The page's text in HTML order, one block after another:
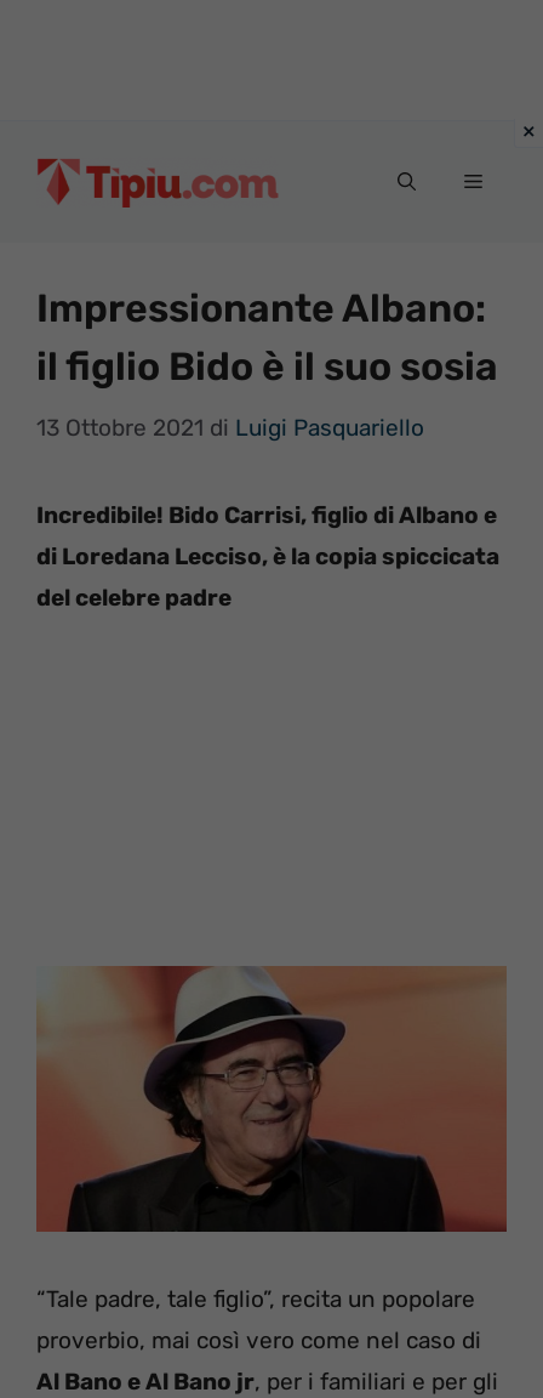
Menu
Impressionante Albano:
il figlio Bido è il suo sosia
13 Ottobre 2021 di Luigi Pasquariello
Incredibile! Bido Carrisi, figlio di Albano e
di Loredana Lecciso, è la copia spiccicata
del celebre padre
“Tale padre, tale figlio”, recita un popolare
proverbio, mai così vero come nel caso di
Al Bano e Al Bano jr, per i familiari e per gli